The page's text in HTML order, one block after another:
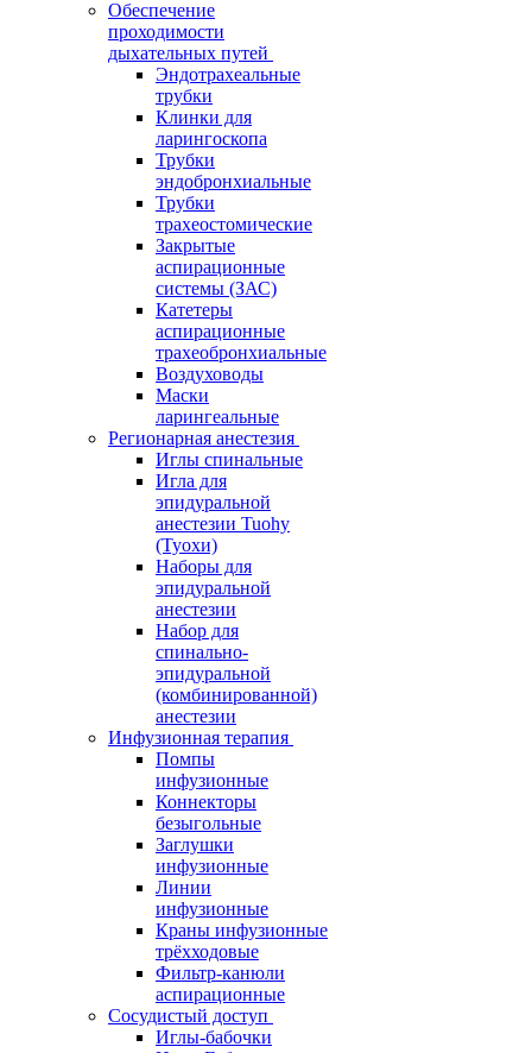
Обеспечение
проходимости
дыхательных путей
Эндотрахеальные
трубки
Клинки для
ларингоскопа
Трубки
эндобронхиальные
Трубки
трахеостомические
Закрытые
аспирационные
системы (ЗАС)
Катетеры
аспирационные
трахеобронхиальные
Воздуховоды
Маски
ларингеальные
Регионарная анестезия
Иглы спинальные
Игла для
эпидуральной
анестезии Tuohy
(Туохи)
Наборы для
эпидуральной
анестезии
Набор для
спинально-
эпидуральной
(комбинированной)
анестезии
Инфузионная терапия
Помпы
инфузионные
Коннекторы
безыгольные
Заглушки
инфузионные
Линии
инфузионные
Краны инфузионные
трёхходовые
Фильтр-канюли
аспирационные
Сосудистый доступ
Иглы-бабочки